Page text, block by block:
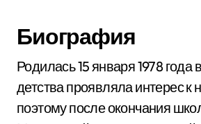
Биография
Родилась 15 января 1978 года
детства проявляла интерес к
поэтому после окончания